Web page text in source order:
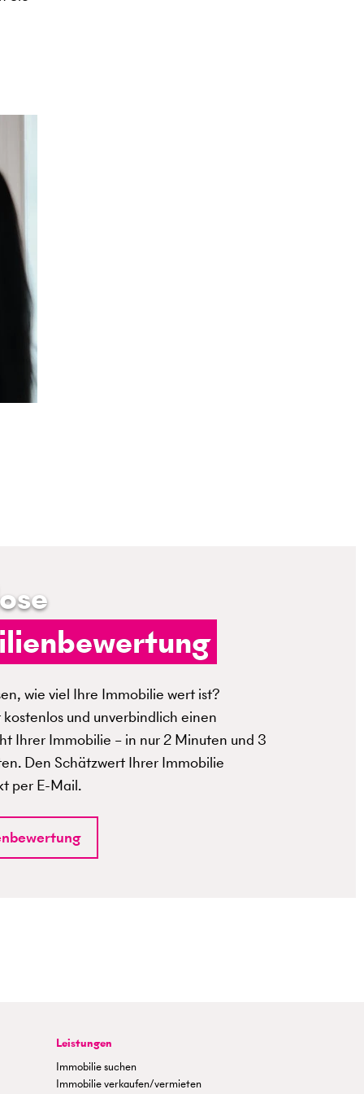
wie viel Ihre Immobilie wert ist?
und unverbindlich einen
Ihrer Immobilie – in nur 2 Minuten und 3
Den Schätzwert Ihrer Immobilie
per E-Mail.
Leistungen
Immobilie suchen
Immobilie verkaufen/vermieten